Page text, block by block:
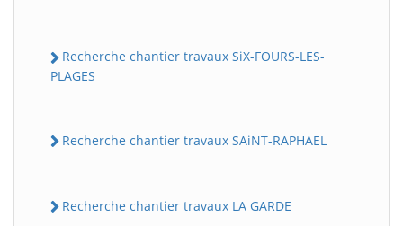
Recherche chantier travaux SiX-FOURS-LES-
PLAGES
Recherche chantier travaux SAiNT-RAPHAEL
Recherche chantier travaux LA GARDE